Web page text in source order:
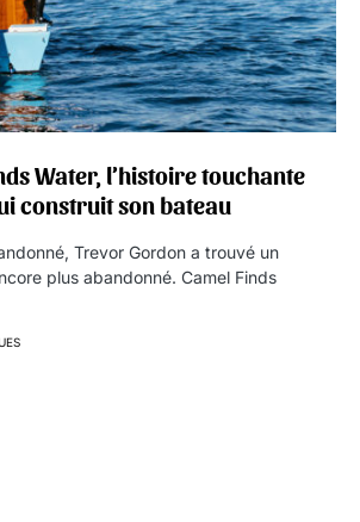
Water, l’histoire touchante
construit son bateau
Trevor Gordon a trouvé un
plus abandonné. Camel Finds